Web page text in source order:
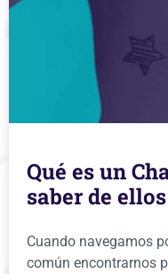
Qué es un
saber de ellos
Cuando navegamos
común encontrarnos